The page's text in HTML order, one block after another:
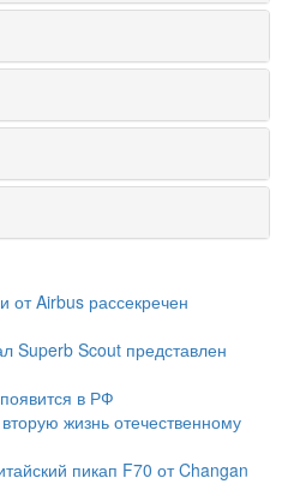
от Airbus рассекречен
Superb Scout представлен
в РФ
жизнь отечественному
пикап F70 от Changan